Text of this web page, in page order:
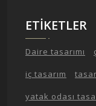
ETIKETLER
Daire tasarımı
iç tasarım
yatak odası